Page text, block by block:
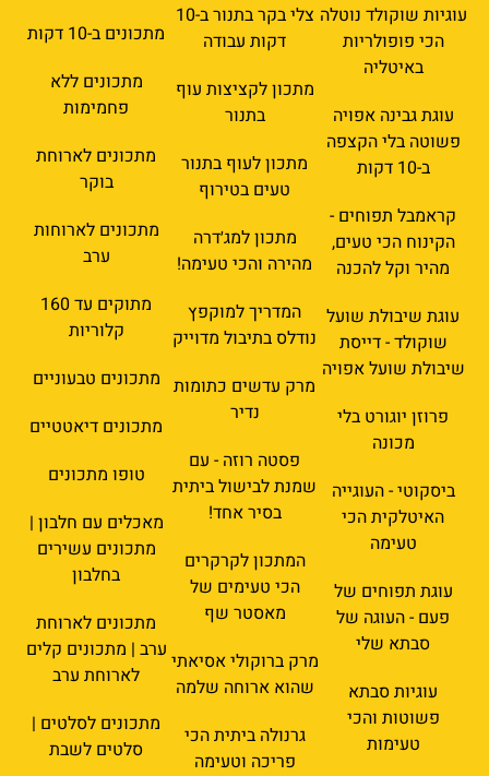
עוגיות שוקולד נוטלה
הכי פופולריות
באיטליה
עוגת גבינה אפויה
פשוטה בלי הקצפה
ב-10 דקות
קראמבל תפוחים -
הקינוח הכי טעים,
מהיר וקל להכנה
עוגת שיבולת שועל
שוקולד - דייסת
שיבולת שועל אפויה
פרוזן יוגורט בלי
מכונה
ביסקוטי - העוגייה
האיטלקית הכי
טעימה
עוגת תפוחים של
פעם - העוגה של
סבתא שלי
עוגיות סבתא
פשוטות והכי
טעימות
צלי בקר בתנור ב-10
דקות עבודה
מתכון לקציצות עוף
בתנור
מתכון לעוף בתנור
טעים בטירוף
מתכון למג׳דרה
מהירה והכי טעימה!
המדריך למוקפץ
נודלס בתיבול מדוייק
מרק עדשים כתומות
נדיר
פסטה רוזה - עם
שמנת לבישול ביתית
בסיר אחד!
המתכון לקרקרים
הכי טעימים של
מאסטר שף
מרק ברוקולי אסיאתי
שהוא ארוחה שלמה
גרנולה ביתית הכי
פריכה וטעימה
מתכונים ב-10 דקות
מתכונים ללא
פחמימות
מתכונים לארוחת
בוקר
מתכונים לארוחות
ערב
מתוקים עד 160
קלוריות
מתכונים טבעוניים
מתכונים דיאטטיים
טופו מתכונים
מאכלים עם חלבון |
מתכונים עשירים
בחלבון
מתכונים לארוחת
ערב | מתכונים קלים
לארוחת ערב
מתכונים לסלטים |
סלטים לשבת